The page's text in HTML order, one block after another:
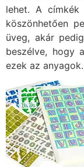
lehet. A címkék
köszönhetően
üveg, akár
beszélve, hogy
ezek az anyagok.